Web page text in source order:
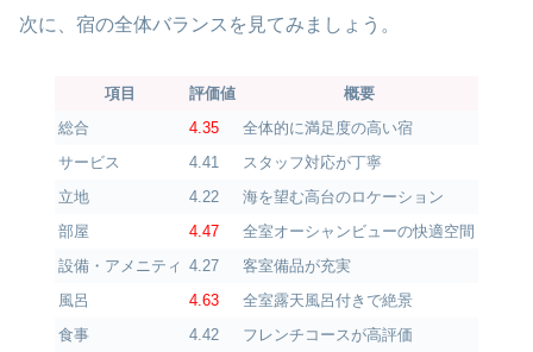
次に、宿の全体バランスを見てみましょう。
項目 評価値
概要
総合
4.35
全体的に満足度の高い宿
サービス
4.41
スタッフ対応が丁寧
立地
4.22
海を望む高台のロケーション
部屋
4.47
全室オーシャンビューの快適空間
設備・アメニティ 4.27
客室備品が充実
風呂
4.63
全室露天風呂付きで絶景
食事
4.42 フレンチコースが高評価